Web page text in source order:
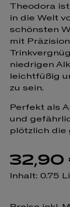
Theodora
in die Welt
schönsten
mit
niedrigen
leichtfüßig
zu sein.
Perfekt als
und
plötzlich die
32,90
Inhalt: 0.75